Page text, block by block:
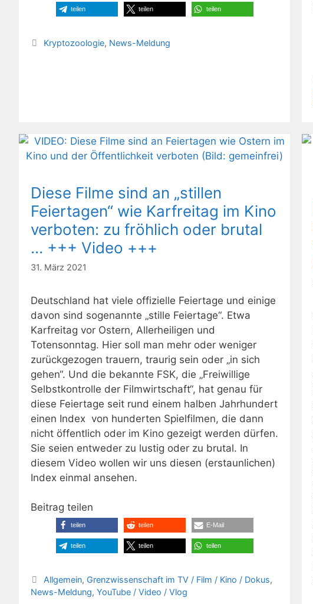
teilen teilen teilen
Kategorien
Kryptozoologie, News-Meldung
Diese Filme sind an „stillen
Feiertagen“ wie Karfreitag im Kino
verboten: zu fröhlich oder brutal
… +++ Video +++
31. März 2021
Deutschland hat viele offizielle Feiertage und einige
davon sind sogenannte „stille Feiertage“. Etwa
Karfreitag vor Ostern, Allerheiligen und
Totensonntag. Hier soll man mehr oder weniger
zurückgezogen trauern, traurig sein oder „in sich
gehen“. Und die bekannte FSK, die „Freiwillige
Selbstkontrolle der Filmwirtschaft“, hat genau für
diese Feiertage seit rund einem halben Jahrhundert
einen Index von hunderten Spielfilmen, die dann
nicht öffentlich oder im Kino gezeigt werden dürfen.
Sie seien entweder zu lustig oder zu brutal. In
diesem Video wollen wir uns diesen (erstaunlichen)
Index einmal ansehen.
Beitrag teilen
teilen teilen E-Mail
teilen teilen teilen
Kategorien
Allgemein, Grenzwissenschaft im TV / Film / Kino / Dokus,
News-Meldung, YouTube / Video / Vlog